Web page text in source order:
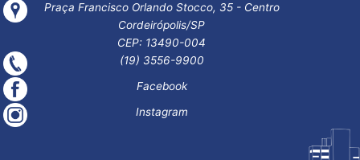
Praça Francisco Orlando Stocco, 35 - Centro
Cordeirópolis/SP
CEP: 13490-004
(19) 3556-9900
Facebook
Instagram